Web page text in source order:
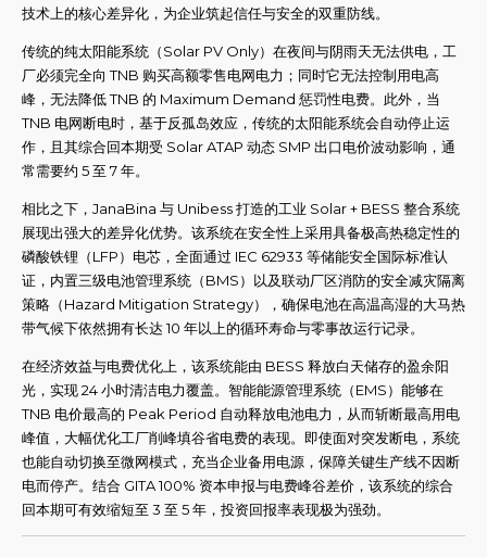
技术上的核心差异化，为企业筑起信任与安全的双重防线。
传统的纯太阳能系统（Solar PV Only）在夜间与阴雨天无法供电，工
厂必须完全向 TNB 购买高额零售电网电力；同时它无法控制用电高
峰，无法降低 TNB 的 Maximum Demand 惩罚性电费。此外，当
TNB 电网断电时，基于反孤岛效应，传统的太阳能系统会自动停止运
作，且其综合回本期受 Solar ATAP 动态 SMP 出口电价波动影响，通
常需要约 5 至 7 年。
相比之下，JanaBina 与 Unibess 打造的工业 Solar + BESS 整合系统
展现出强大的差异化优势。该系统在安全性上采用具备极高热稳定性的
磷酸铁锂（LFP）电芯，全面通过 IEC 62933 等储能安全国际标准认
证，内置三级电池管理系统（BMS）以及联动厂区消防的安全减灾隔离
策略（Hazard Mitigation Strategy），确保电池在高温高湿的大马热
带气候下依然拥有长达 10 年以上的循环寿命与零事故运行记录。
在经济效益与电费优化上，该系统能由 BESS 释放白天储存的盈余阳
光，实现 24 小时清洁电力覆盖。智能能源管理系统（EMS）能够在
TNB 电价最高的 Peak Period 自动释放电池电力，从而斩断最高用电
峰值，大幅优化工厂削峰填谷省电费的表现。即使面对突发断电，系统
也能自动切换至微网模式，充当企业备用电源，保障关键生产线不因断
电而停产。结合 GITA 100% 资本申报与电费峰谷差价，该系统的综合
回本期可有效缩短至 3 至 5 年，投资回报率表现极为强劲。